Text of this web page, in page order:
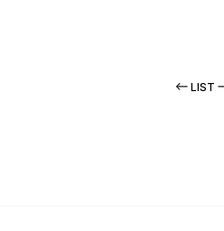
LIST